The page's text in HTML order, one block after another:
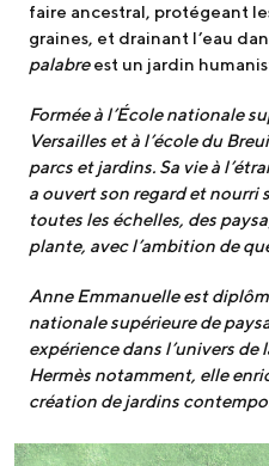
faire ancestral, protégeant
graines, et drainant l’eau
palabreest un jardin
Formée à l’École nationale
Versailles et à l’école du
parcs et jardins. Sa vie à
a ouvert son regard et nourri
toutes les échelles, des
plante, avec l’ambition de
Anne Emmanuelle est
nationale supérieure de
expérience dans l’univers de
Hermès notamment, elle
création de jardins